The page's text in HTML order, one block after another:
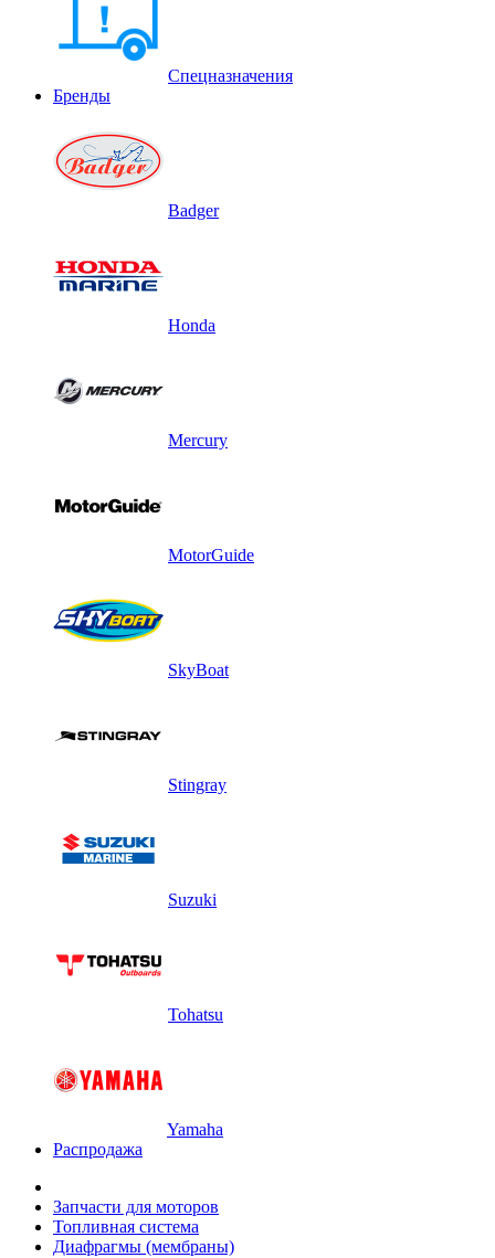
Спецназначения
Бренды
Badger
Honda
Mercury
MotorGuide
SkyBoat
Stingray
Suzuki
Tohatsu
Yamaha
Распродажа
Запчасти для моторов
Топливная система
Диафрагмы (мембраны)